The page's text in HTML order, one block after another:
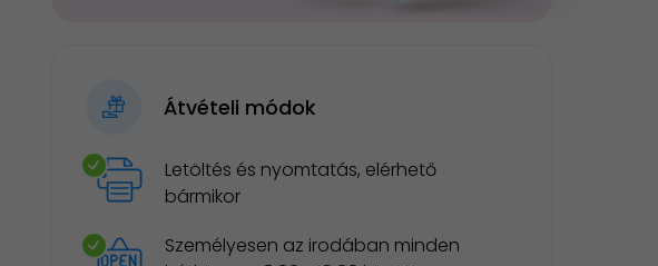
Átvételi módok
Letöltés és nyomtatás, elérhető
bármikor
Személyesen az irodában minden